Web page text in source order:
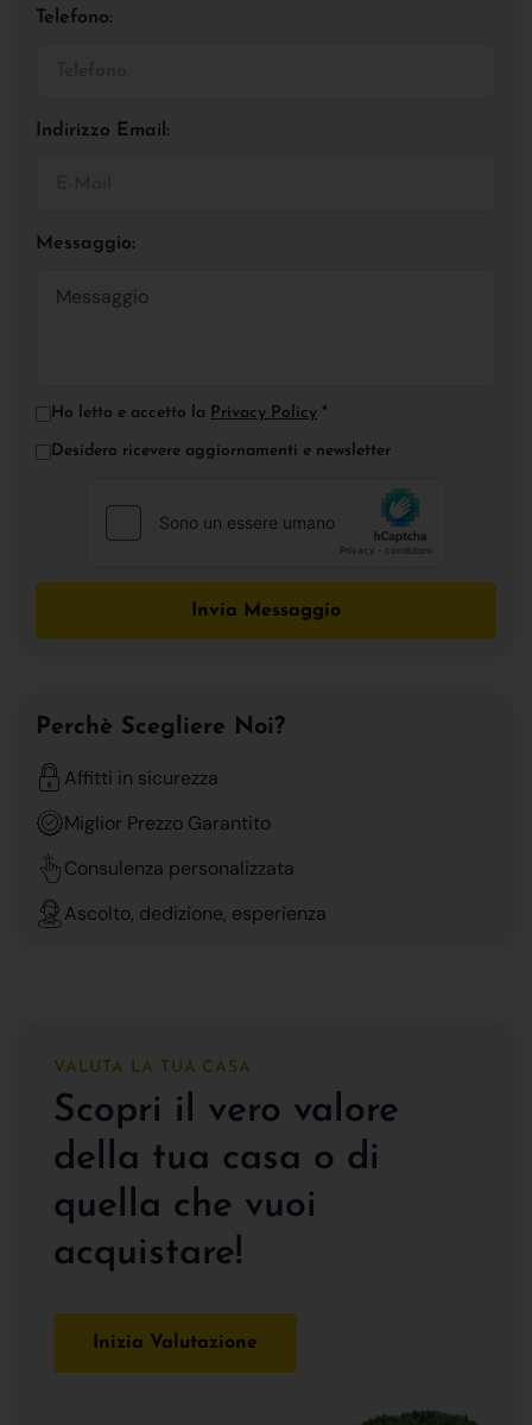
Telefono:
Indirizzo Email:
Messaggio:
Ho letto e accetto la Privacy Policy *
Desidero ricevere aggiornamenti e newsletter
Invia Messaggio
Perchè Scegliere Noi?
Affitti in sicurezza
Miglior Prezzo Garantito
Consulenza personalizzata
Ascolto, dedizione, esperienza
VALUTA LA TUA CASA
Scopri il vero valore
della tua casa o di
quella che vuoi
acquistare!
Inizia Valutazione